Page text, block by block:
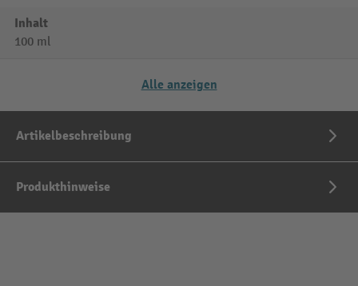
Inhalt
100 ml
Alle anzeigen
Artikelbeschreibung
Produkthinweise